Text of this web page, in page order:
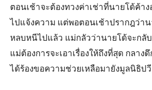
ตอนเช้าจะต้องทวงค่าเช่าที่นายโด้ค้า
ไปแจ้งความ แต่พอตอนเช้าปรากฎว่าน
หลบหนีไปแล้ว แม่กลัวว่านายโด้จะกลั
แม่ต้องการจะเอาเรื่องให้ถึงที่สุด กลาง
ได้ร้องขอความช่วยเหลือมายังมูลนิธิป